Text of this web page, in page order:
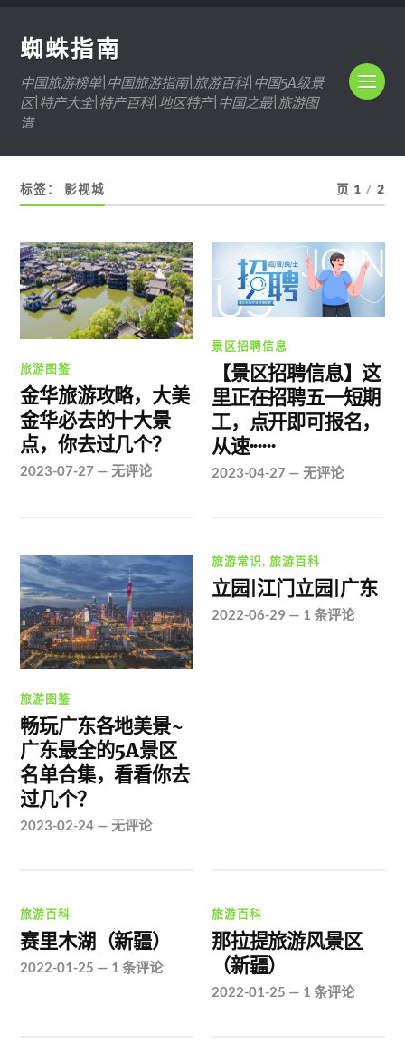
蜘蛛指南
中国旅游榜单|中国旅游指南|旅游百科|中国5A级景
区|特产大全|特产百科|地区特产|中国之最|旅游图
谱
标签：影视城 页 1 / 2
旅游图鉴
金华旅游攻略，大美
金华必去的十大景
点，你去过几个？
2023-07-27 —无评论
景区招聘信息
【景区招聘信息】这
里正在招聘五一短期
工，点开即可报名，
从速······
2023-04-27 —无评论
旅游图鉴
畅玩广东各地美景~
广东最全的5A景区
名单合集，看看你去
过几个？
2023-02-24 —无评论
旅游常识,旅游百科
立园|江门立园|广东
2022-06-29 — 1 条评论
旅游百科
赛里木湖（新疆）
2022-01-25 — 1 条评论
旅游百科
那拉提旅游风景区
（新疆）
2022-01-25 — 1 条评论